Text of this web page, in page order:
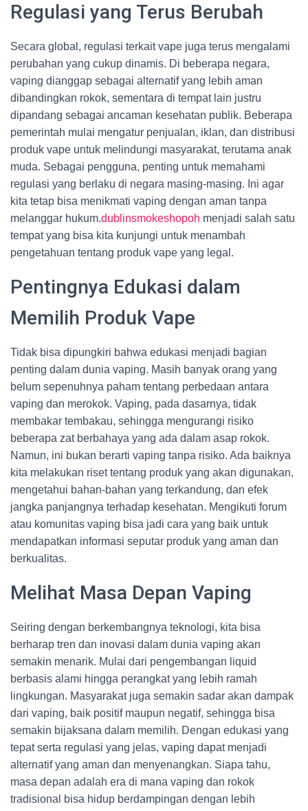
Regulasi yang Terus Berubah
Secara global, regulasi terkait vape juga terus mengalami
perubahan yang cukup dinamis. Di beberapa negara,
vaping dianggap sebagai alternatif yang lebih aman
dibandingkan rokok, sementara di tempat lain justru
dipandang sebagai ancaman kesehatan publik. Beberapa
pemerintah mulai mengatur penjualan, iklan, dan distribusi
produk vape untuk melindungi masyarakat, terutama anak
muda. Sebagai pengguna, penting untuk memahami
regulasi yang berlaku di negara masing-masing. Ini agar
kita tetap bisa menikmati vaping dengan aman tanpa
melanggar hukum.dublinsmokeshopoh menjadi salah satu
tempat yang bisa kita kunjungi untuk menambah
pengetahuan tentang produk vape yang legal.
Pentingnya Edukasi dalam
Memilih Produk Vape
Tidak bisa dipungkiri bahwa edukasi menjadi bagian
penting dalam dunia vaping. Masih banyak orang yang
belum sepenuhnya paham tentang perbedaan antara
vaping dan merokok. Vaping, pada dasarnya, tidak
membakar tembakau, sehingga mengurangi risiko
beberapa zat berbahaya yang ada dalam asap rokok.
Namun, ini bukan berarti vaping tanpa risiko. Ada baiknya
kita melakukan riset tentang produk yang akan digunakan,
mengetahui bahan-bahan yang terkandung, dan efek
jangka panjangnya terhadap kesehatan. Mengikuti forum
atau komunitas vaping bisa jadi cara yang baik untuk
mendapatkan informasi seputar produk yang aman dan
berkualitas.
Melihat Masa Depan Vaping
Seiring dengan berkembangnya teknologi, kita bisa
berharap tren dan inovasi dalam dunia vaping akan
semakin menarik. Mulai dari pengembangan liquid
berbasis alami hingga perangkat yang lebih ramah
lingkungan. Masyarakat juga semakin sadar akan dampak
dari vaping, baik positif maupun negatif, sehingga bisa
semakin bijaksana dalam memilih. Dengan edukasi yang
tepat serta regulasi yang jelas, vaping dapat menjadi
alternatif yang aman dan menyenangkan. Siapa tahu,
masa depan adalah era di mana vaping dan rokok
tradisional bisa hidup berdampingan dengan lebih